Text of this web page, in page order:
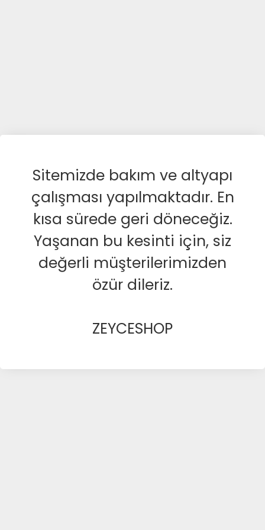
Sitemizde bakım ve altyapı
çalışması yapılmaktadır. En
kısa sürede geri döneceğiz.
Yaşanan bu kesinti için, siz
değerli müşterilerimizden
özür dileriz.
ZEYCESHOP